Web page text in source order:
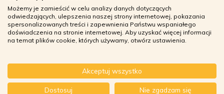
+ DO KOSZYKA
© ZOOZONE.PL 2018
Adresy sklepów stacjonarnych
Godziny otwarcia sklepów
Aplikacja zoozone.pl
Zwroty i reklamacje
Możemy je zamieścić w celu analizy danych dotyczących
odwiedzających, ulepszenia naszej strony internetowej, pokazania
spersonalizowanych treści i zapewnienia Państwu wspaniałego
doświadczenia na stronie internetowej. Aby uzyskać więcej informacji
na temat plików cookie, których używamy, otwórz ustawienia.
Akceptuj wszystko
Dostosuj Nie zgadzam się